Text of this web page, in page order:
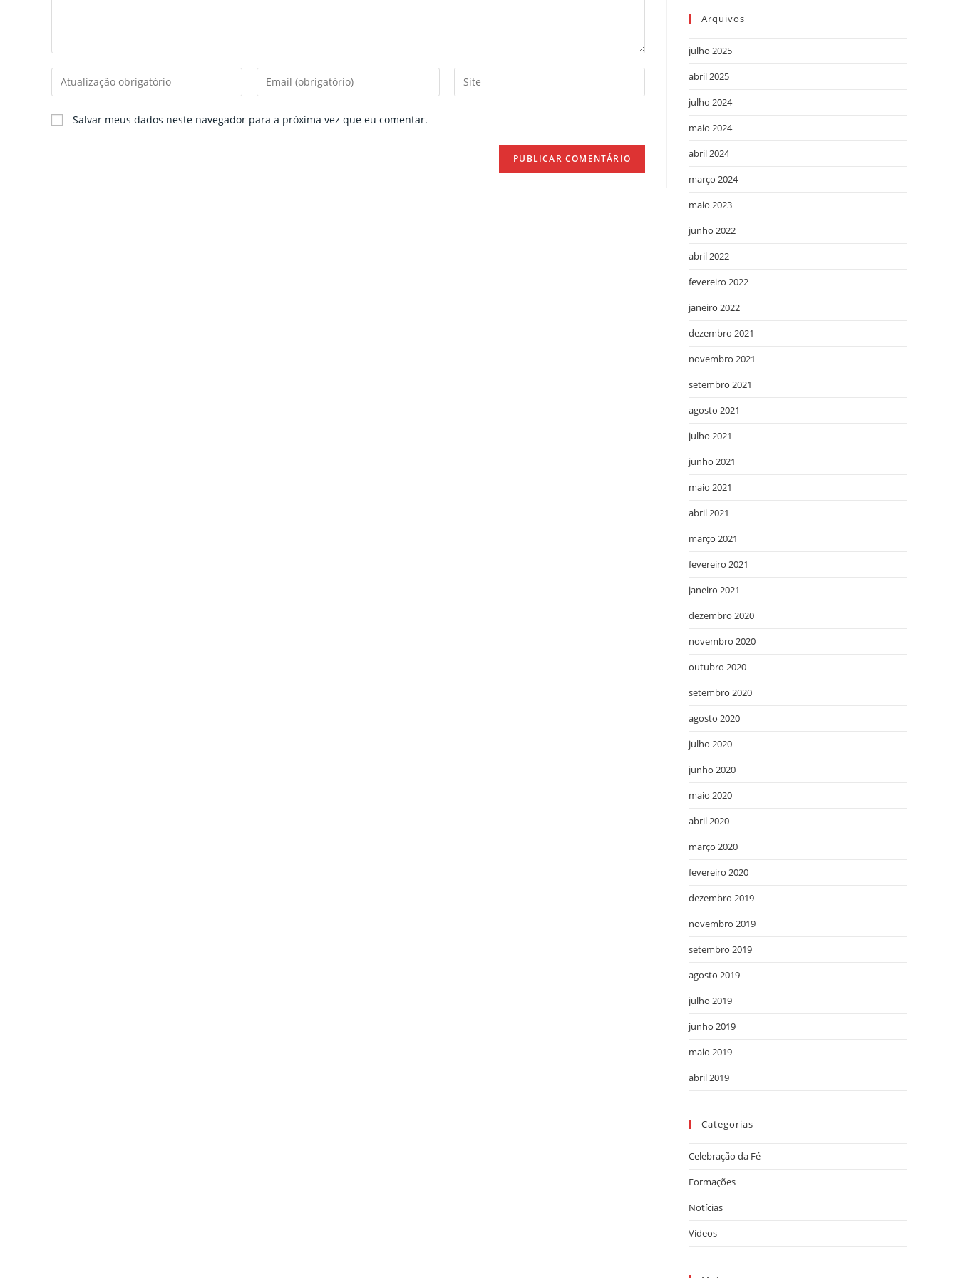
Enter
your
name
or
Enter
your
address
Enter
your
Salvar meus dados neste navegador para a próxima vez que eu comentar.
Arquivos
julho 2025
abril 2025
julho 2024
maio 2024
abril 2024
março 2024
maio 2023
junho 2022
abril 2022
fevereiro 2022
janeiro 2022
dezembro 2021
novembro 2021
setembro 2021
agosto 2021
julho 2021
junho 2021
maio 2021
abril 2021
março 2021
fevereiro 2021
janeiro 2021
dezembro 2020
novembro 2020
outubro 2020
setembro 2020
agosto 2020
julho 2020
junho 2020
maio 2020
abril 2020
março 2020
fevereiro 2020
dezembro 2019
novembro 2019
setembro 2019
agosto 2019
julho 2019
junho 2019
maio 2019
abril 2019
Categorias
Celebração da Fé
Formações
Notícias
Vídeos